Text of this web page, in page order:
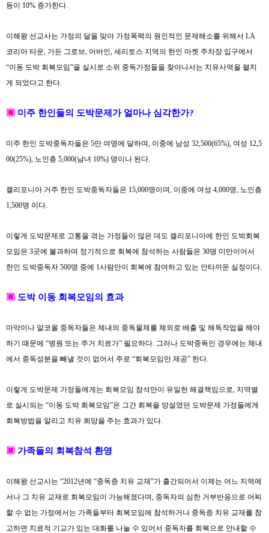
등이 10% 증가한다
이해왕 선교사는 가정의 달을 맞아 가정폭력의 원인적인 문제해소를 위해서 LA
코리아 타운 가든 그로브 어바인 세리토스 지역의 한인 마켓 주차장 입구에서
“이동 도박 회복모임”을 실시로 소위 중독가정들을 찾아나서는 치유사역을 펼치
게 되었다고 한다
▣ 미주 한인들의 도박문제가 얼마나 심각한가?
미주 한인 도박중독자들은 5만 여명에 달하며 이중에 남성 32,500(65%), 여성 12,5
00(25%), 노인층 5,000(남녀 10%) 명이나 된다
캘리포니아 거주 한인 도박중독자들은 15,000명이며 이중에 여성 4,000명
노인층
1,500명 이다
이렇게 도박문제로 고통을 겪는 가정들이 많은 데도 캘리포니아에 한인 도박회복
모임은 3곳에 불과하며 정기적으로 회복에 참석하는 사람들은 30명 미만이어서
한인 도박중독자 500명 중에 1사람만이 회복에 참여하고 있는 안타까운 실정이다
▣ 도박 이동 회복모임의 효과
마약이나 알코올 중독자들은 체내의 중독물체를 체외로 배출 및 해독작업을 해야
하기 때문에 “병원 또는 주거 치료가” 필요하다 그러나 도박중독인 경우에는 체내
에서 중독성분을 빼낼 것이 없어서 주로 “회복모임만 제공” 한다
이렇게 도박문제 가정들에게는 회복모임 참석만이 유일한 해결책임으로
지역별
로 실시되는 “이동 도박 회복모임”은 그간 회복을 망설였던 도박문제 가정들에게
회복방법을 알리고 치유 희망을 주는 효과가 있다
▣ 가족들의 회복참석 환영
이해왕 선교사는 “2012년에 “중독증 치유 교재”가 출간되어서 이제는 어느 지역에
서나 그 치유 교재로 회복모임이 가능해졌다며 중독자의 심한 거부반응으로 어찌
할 수 없는 가정에서는 가족들부터 회복모임에 참석하거나 중독증 치유 교재를 참
고하면 치료적 기교가 있는 대화를 나눌 수 있어서 중독자를 회복으로 안내할 수